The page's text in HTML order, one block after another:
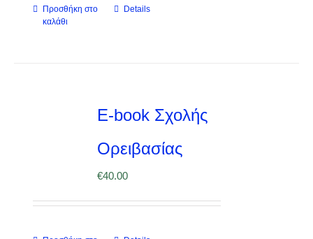
Προσθήκη στο
καλάθι
Details
E-book Σχολής
Ορειβασίας
€40.00